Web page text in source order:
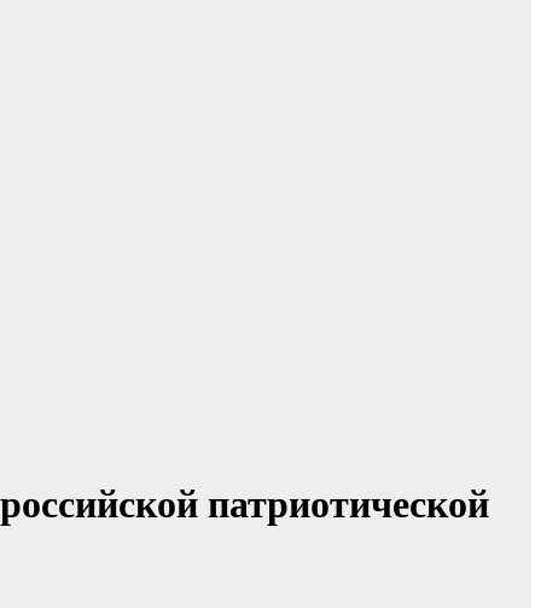
патриотической